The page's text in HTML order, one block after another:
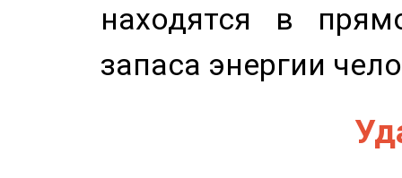
находятся в
запаса энергии